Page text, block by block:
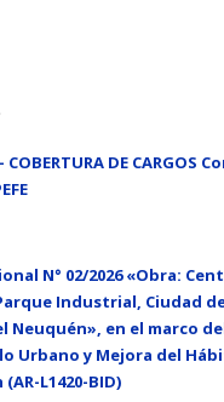
COBERTURA DE CARGOS
N° 02/2026 «Obra:
Industrial, Ciudad
Neuquén», en el marco
Urbano y Mejora del
L1420-BID)